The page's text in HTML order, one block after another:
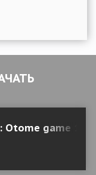
Otome game